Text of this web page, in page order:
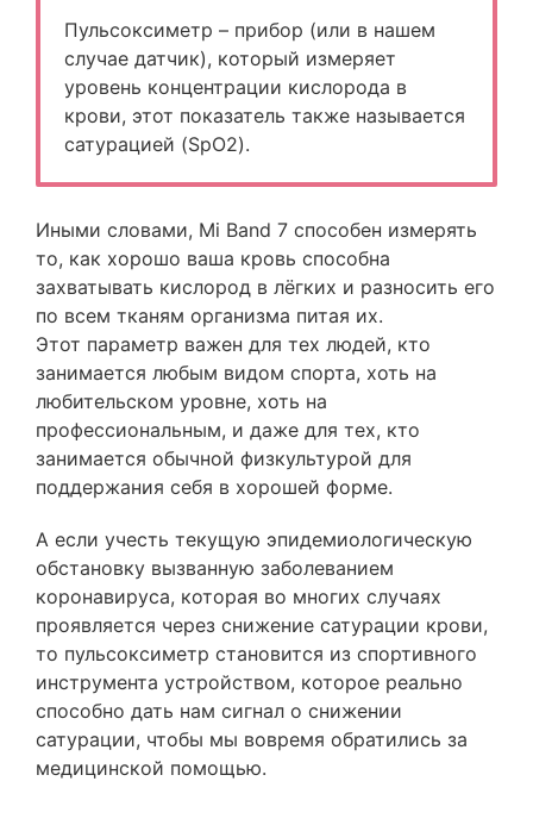
Пульсоксиметр – прибор (или в нашем
случае датчик), который измеряет
уровень концентрации кислорода в
крови, этот показатель также называется
сатурацией (SpO2).
Иными словами, Mi Band 7 способен измерять
то, как хорошо ваша кровь способна
захватывать кислород в лёгких и разносить его
по всем тканям организма питая их.
Этот параметр важен для тех людей, кто
занимается любым видом спорта, хоть на
любительском уровне, хоть на
профессиональным, и даже для тех, кто
занимается обычной физкультурой для
поддержания себя в хорошей форме.
А если учесть текущую эпидемиологическую
обстановку вызванную заболеванием
коронавируса, которая во многих случаях
проявляется через снижение сатурации крови,
то пульсоксиметр становится из спортивного
инструмента устройством, которое реально
способно дать нам сигнал о снижении
сатурации, чтобы мы вовремя обратились за
медицинской помощью.